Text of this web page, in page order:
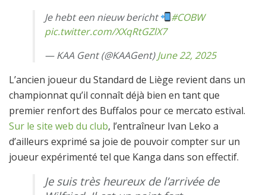
Je hebt een nieuw bericht
#COBW
pic.twitter.com/XXqRtGZlX7
— KAA Gent (@KAAGent)June 22, 2025
L’ancien joueur du Standard de Liège revient dans un
championnat qu’il connaît déjà bien en tant que
premier renfort des Buffalos pour ce mercato estival.
Sur le site web du club, l’entraîneur Ivan Leko a
d’ailleurs exprimé sa joie de pouvoir compter sur un
joueur expérimenté tel que Kanga dans son effectif.
Je suis très heureux de l’arrivée de